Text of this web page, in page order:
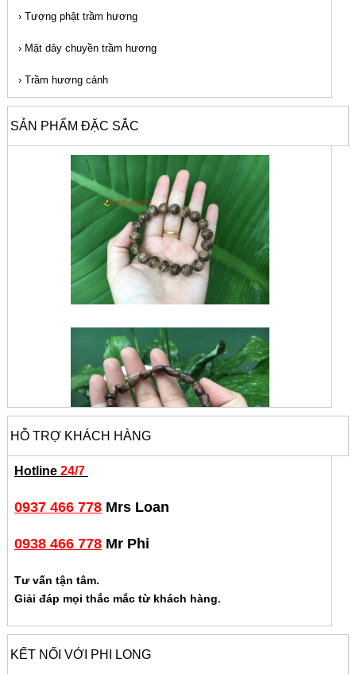
› Tượng phật trầm hương
› Mặt dây chuyền trầm hương
› Trầm hương cảnh
SẢN PHẨM ĐẶC SẮC
HỖ TRỢ KHÁCH HÀNG
Hotline 24/7
0937 466 778Mrs Loan
0938 466 778Mr Phi
Tư vấn tận tâm.
Giải đáp mọi thắc mắc từ khách hàng.
KẾT NỐI VỚI PHI LONG